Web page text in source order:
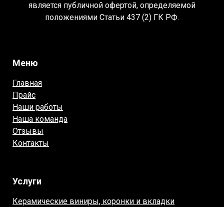
является публичной офертой, определяемой
положениями Статьи 437 (2) ГК РФ.
Меню
Главная
Прайс
Наши работы
Наша команда
Отзывы
Контакты
Услуги
Керамические виниры, коронки и вкладки